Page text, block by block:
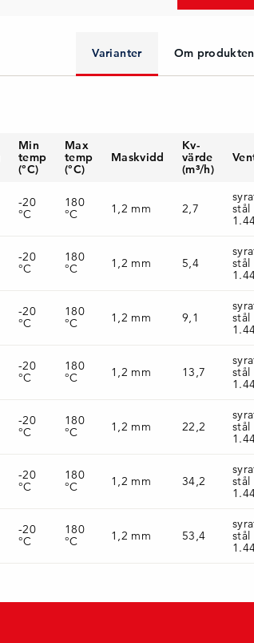
Varianter Om produkten
Min
temp
(°C)
Max
temp
(°C)
Maskvidd
Kv-
värde
(m³/h)
-20
°C
180
°C
1,2 mm 2,7
stål
-20
°C
180
°C
1,2 mm 5,4
stål
-20
°C
180
°C
1,2 mm 9,1
stål
-20
°C
180
°C
1,2 mm 13,7
stål
-20
°C
180
°C
1,2 mm 22,2
stål
-20
°C
180
°C
1,2 mm 34,2
stål
-20
°C
180
°C
1,2 mm 53,4
stål